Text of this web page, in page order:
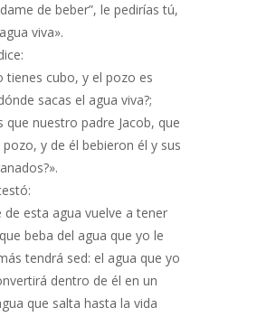
de beber”, le pedirías tú,
viva».
tienes cubo, y el pozo es
sacas el agua viva?;
que nuestro padre Jacob, que
y de él bebieron él y sus
de esta agua vuelve a tener
beba del agua que yo le
tendrá sed: el agua que yo
dentro de él en un
que salta hasta la vida